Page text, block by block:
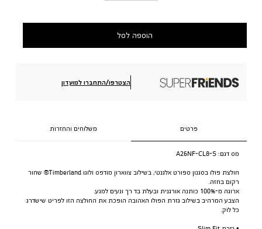
הוספה לסל
הצטרפו/התחברו למועדון
פרטים משלוחים והחזרות
מס דגם: A26NF-CL8-S
חולצת פולו בסגנון ספורט אלגנטי, בשילוב צווארון מודפס ולוגו Timberland® שחור
רקום בחזה.
ארוגה מ-100% כותנה אורגנית ובעלת בד רך ונעים למגע.
הצבע המרהיב בשילוב גזרת הפולו האהובה הופכת את החולצה הזו לפריט שישדרג
כל לוק.